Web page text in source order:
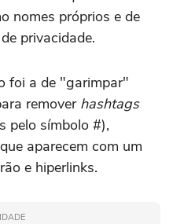
nomes próprios e de
privacidade.
foi a de "garimpar"
remover hashtags
pelo símbolo #),
aparecem com um
e hiperlinks.